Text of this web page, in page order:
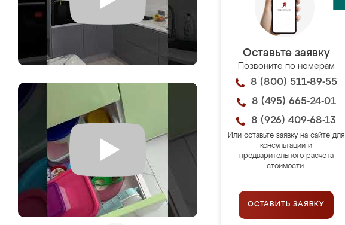
Оставьте заявку
Позвоните по номерам
8 (800) 511-89-55
8 (495) 665-24-01
8 (926) 409-68-13
Или оставьте заявку на сайте для
консультации и
предварительного расчёта
стоимости.
ОСТАВИТЬ ЗАЯВКУ